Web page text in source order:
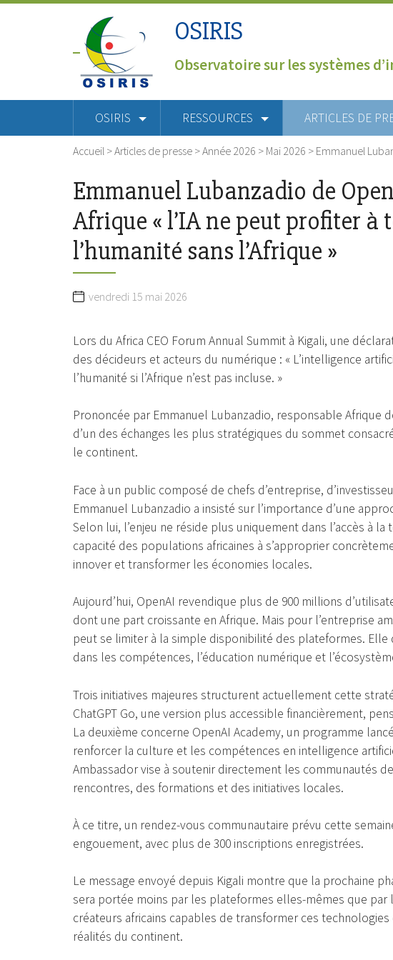
OSIRIS
Observatoire sur les systèmes
OSIRIS RESSOURCES ARTICLES DE
Accueil >Articles de presse >Année 2026 > Mai 2026 > Emmanuel
Emmanuel Lubanzadio de
Afrique « l’IA ne peut profiter à
l’humanité sans l’Afrique »
vendredi 15 mai 2026
Lors du Africa CEO Forum Annual Summit à Kigali, une
des décideurs et acteurs du numérique : « L’intelligence
l’humanité si l’Afrique n’est pas incluse. »
Prononcée par Emmanuel Lubanzadio, responsable Afrique
d’un des échanges les plus stratégiques du sommet
le continent.
Face à un public composé de chefs d’entreprise,
Emmanuel Lubanzadio a insisté sur l’importance d’une
Selon lui, l’enjeu ne réside plus uniquement dans l’accès à
capacité des populations africaines à s’approprier
innover et transformer les économies locales.
Aujourd’hui, OpenAI revendique plus de 900 millions
dont une part croissante en Afrique. Mais pour l’entreprise
peut se limiter à la simple disponibilité des plateformes. Elle
dans les compétences, l’éducation numérique et
Trois initiatives majeures structurent actuellement cette
ChatGPT Go, une version plus accessible financièrement,
La deuxième concerne OpenAI Academy, un programme
renforcer la culture et les compétences en intelligence
Ambassador vise à soutenir directement les communautés
rencontres, des formations et des initiatives locales.
À ce titre, un rendez-vous communautaire prévu cette
engouement, avec plus de 300 inscriptions enregistrées.
Le message envoyé depuis Kigali montre que la prochaine
sera portée moins par les plateformes elles-mêmes que
créateurs africains capables de transformer ces
réalités du continent.